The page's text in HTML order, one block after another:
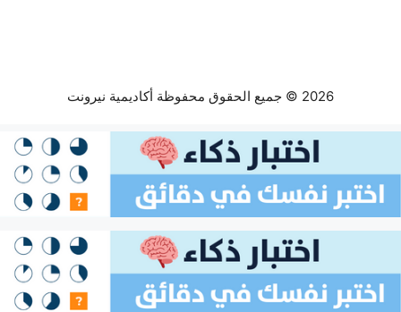
2026 © جميع الحقوق محفوظة أكاديمية نيرونت